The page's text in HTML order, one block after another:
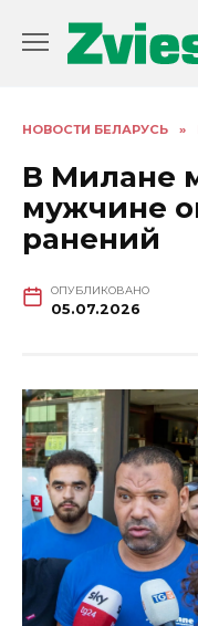
содержанию
НОВОСТИ БЕЛАРУСЬ »
В Милане
мужчине
ранений
ОПУБЛИКОВАНО
05.07.2026